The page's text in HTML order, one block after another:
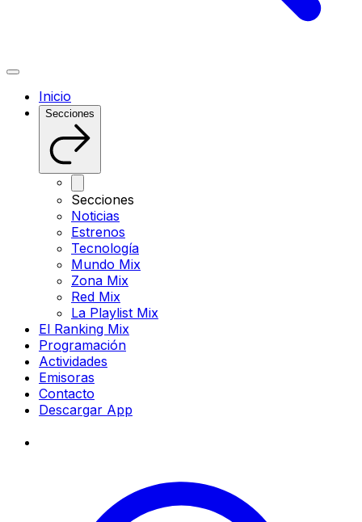
Inicio
Secciones
Secciones
Noticias
Estrenos
Tecnología
Mundo Mix
Zona Mix
Red Mix
La Playlist Mix
El Ranking Mix
Programación
Actividades
Emisoras
Contacto
Descargar App